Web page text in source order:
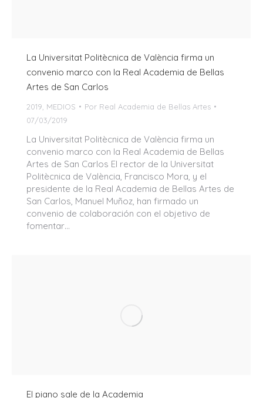
La Universitat Politècnica de València firma un
convenio marco con la Real Academia de Bellas
Artes de San Carlos
2019 MEDIOS Por Real Academia de Bellas Artes
07/03/2019
La Universitat Politècnica de València firma un
convenio marco con la Real Academia de Bellas
Artes de San Carlos El rector de la Universitat
Politècnica de València, Francisco Mora, y el
presidente de la Real Academia de Bellas Artes de
San Carlos, Manuel Muñoz, han firmado un
convenio de colaboración con el objetivo de
fomentar…
El piano sale de la Academia